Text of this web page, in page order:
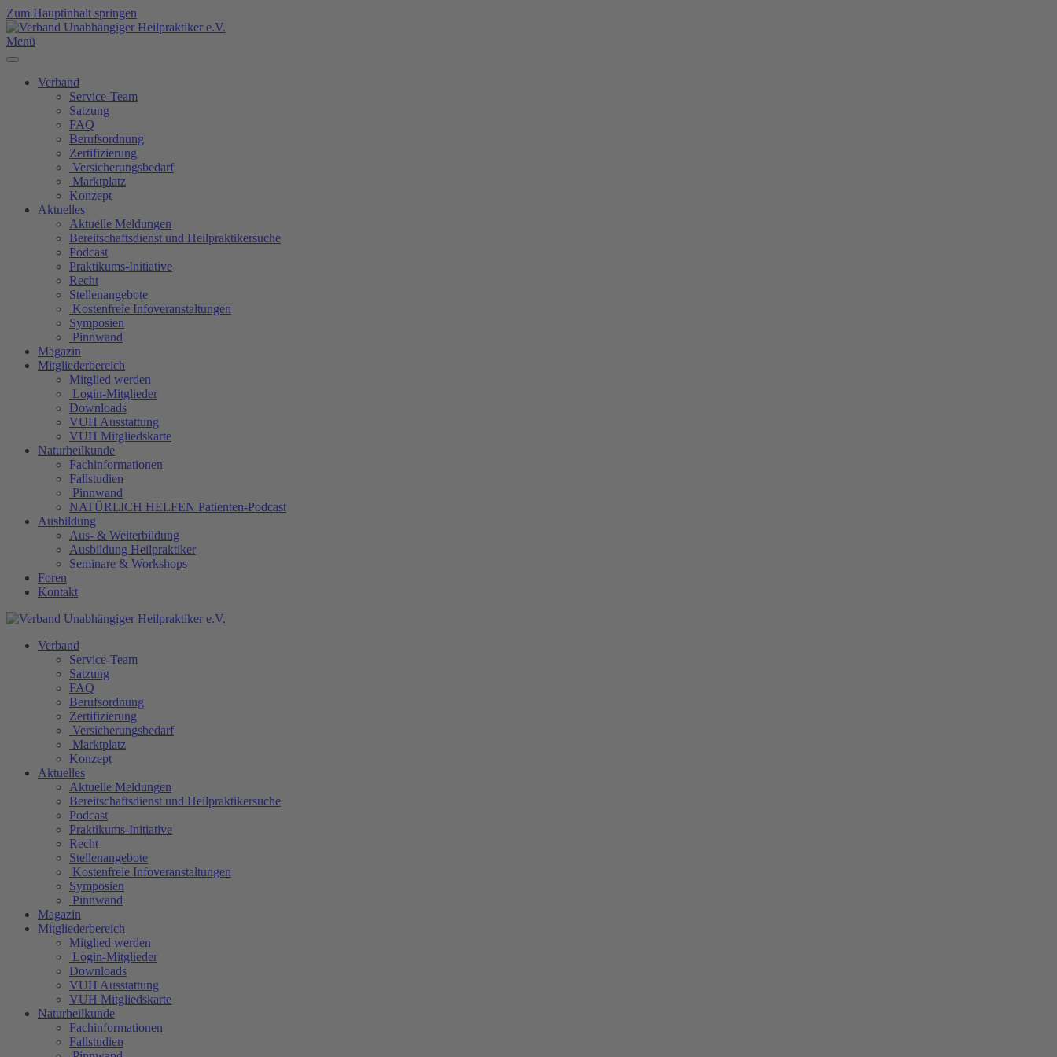
Zum Hauptinhalt springen
Menü
Verband
Service-Team
Satzung
FAQ
Berufsordnung
Zertifizierung
Versicherungsbedarf
Marktplatz
Konzept
Aktuelles
Aktuelle Meldungen
Bereitschaftsdienst und Heilpraktikersuche
Podcast
Praktikums-Initiative
Recht
Stellenangebote
Kostenfreie Infoveranstaltungen
Symposien
Pinnwand
Magazin
Mitgliederbereich
Mitglied werden
Login-Mitglieder
Downloads
VUH Ausstattung
VUH Mitgliedskarte
Naturheilkunde
Fachinformationen
Fallstudien
Pinnwand
NATÜRLICH HELFEN Patienten-Podcast
Ausbildung
Aus- & Weiterbildung
Ausbildung Heilpraktiker
Seminare & Workshops
Foren
Kontakt
Verband
Service-Team
Satzung
FAQ
Berufsordnung
Zertifizierung
Versicherungsbedarf
Marktplatz
Konzept
Aktuelles
Aktuelle Meldungen
Bereitschaftsdienst und Heilpraktikersuche
Podcast
Praktikums-Initiative
Recht
Stellenangebote
Kostenfreie Infoveranstaltungen
Symposien
Pinnwand
Magazin
Mitgliederbereich
Mitglied werden
Login-Mitglieder
Downloads
VUH Ausstattung
VUH Mitgliedskarte
Naturheilkunde
Fachinformationen
Fallstudien